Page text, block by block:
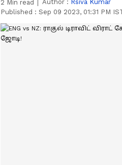
2 Min read Author : Rsiva Kumar
Published : Sep 09 2023, 01:31 PM